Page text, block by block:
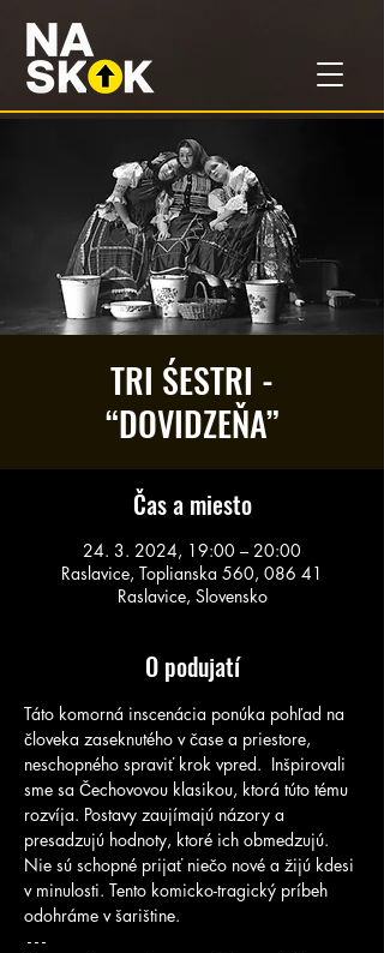
TRI ŚESTRI -
“DOVIDZEŇA”
Čas a miesto
24. 3. 2024, 19:00 – 20:00
Raslavice, Toplianska 560, 086 41
Raslavice, Slovensko
O podujatí
Táto komorná inscenácia ponúka pohľad na
človeka zaseknutého v čase a priestore,
neschopného spraviť krok vpred.  Inšpirovali
sme sa Čechovovou klasikou, ktorá túto tému
rozvíja. Postavy zaujímajú názory a
presadzujú hodnoty, ktoré ich obmedzujú.
Nie sú schopné prijať niečo nové a žijú kdesi
v minulosti. Tento komicko-tragický príbeh
odohráme v šarištine.
- - -